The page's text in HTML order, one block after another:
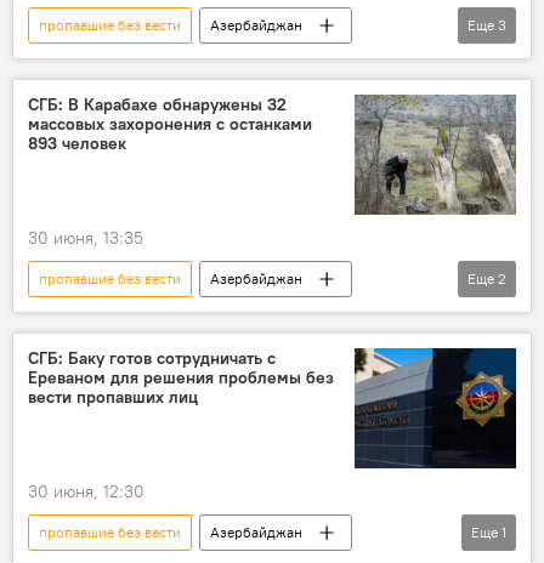
пропавшие без вести
Азербайджан
Комиссия
Заложники
Газанфар Ахмедов
Еще 3
СГБ: В Карабахе обнаружены 32
массовых захоронения с останками
893 человек
30 июня, 13:35
пропавшие без вести
Азербайджан
Карабах
освобожденные территории
Еще 2
СГБ: Баку готов сотрудничать с
Ереваном для решения проблемы без
вести пропавших лиц
30 июня, 12:30
пропавшие без вести
Азербайджан
Еще 1